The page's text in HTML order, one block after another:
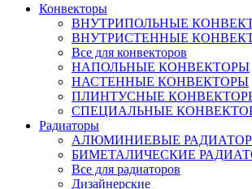
Конвекторы
ВНУТРИПОЛЬНЫЕ
ВНУТРИСТЕННЫЕ
Все для конвекторов
НАПОЛЬНЫЕ КОНВЕКТОРЫ
НАСТЕННЫЕ КОНВЕКТОРЫ
ПЛИНТУСНЫЕ
СПЕЦИАЛЬНЫЕ
Радиаторы
АЛЮМИНИЕВЫЕ
БИМЕТАЛИЧЕСКИЕ
Все для радиаторов
Дизайнерские